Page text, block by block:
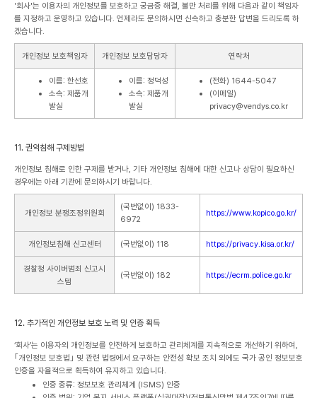
'회사'는 이용자의 개인정보를 보호하고 궁금증 해결, 불만 처리를 위해 다음과 같이 책임자
를 지정하고 운영하고 있습니다. 언제라도 문의하시면 신속하고 충분한 답변을 드리도록 하
겠습니다.
개인정보 보호책임자 개인정보 보호담당자 연락처
이름: 한선호
소속: 제품개
발실
이름: 정덕성
소속: 제품개
발실
(전화) 1644-5047
(이메일)
privacy@vendys.co.kr
11. 권익침해 구제방법
개인정보 침해로 인한 구제를 받거나, 기타 개인정보 침해에 대한 신고나 상담이 필요하신
경우에는 아래 기관에 문의하시기 바랍니다.
개인정보 분쟁조정위원회
(국번없이) 1833-
6972
https://www.kopico.go.kr/
개인정보침해 신고센터 (국번없이) 118 https://privacy.kisa.or.kr/
경찰청 사이버범죄 신고시
스템
(국번없이) 182 https://ecrm.police.go.kr
12. 추가적인 개인정보 보호 노력 및 인증 획득
‘회사’는 이용자의 개인정보를 안전하게 보호하고 관리체계를 지속적으로 개선하기 위하여,
｢개인정보 보호법｣ 및 관련 법령에서 요구하는 안전성 확보 조치 외에도 국가 공인 정보보호
인증을 자율적으로 획득하여 유지하고 있습니다.
인증 종류: 정보보호 관리체계 (ISMS) 인증